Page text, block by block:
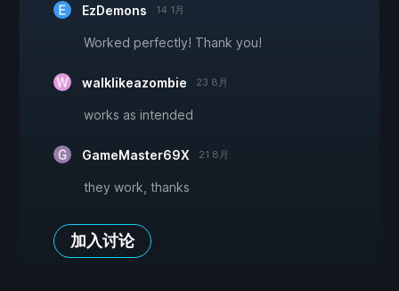
EzDemons 14 1月
Worked perfectly! Thank you!
walklikeazombie 23 8月
works as intended
GameMaster69X 21 8月
they work, thanks
加入讨论